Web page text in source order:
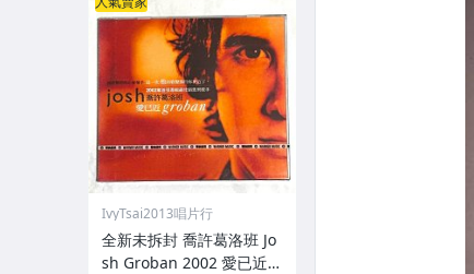
IvyTsai2013唱片行
全新未拆封 喬許葛洛班 Jo
sh Groban 2002 愛已近 C